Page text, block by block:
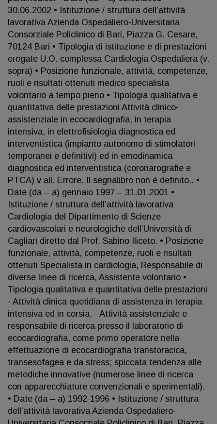
30.06.2002 • Istituzione / struttura dell’attività
lavorativa Azienda Ospedaliero-Universitaria
Consorziale Policlinico di Bari, Piazza G. Cesare,
70124 Bari • Tipologia di istituzione e di prestazioni
erogate U.O. complessa Cardiologia Ospedaliera (v.
sopra) • Posizione funzionale, attività, competenze,
ruoli e risultati ottenuti medico specialista
volontario a tempo pieno • Tipologia qualitativa e
quantitativa delle prestazioni Attività clinico-
assistenziale in ecocardiografia, in terapia
intensiva, in elettrofisiologia diagnostica ed
interventistica (impianto autonomo di stimolatori
temporanei e definitivi) ed in emodinamica
diagnostica ed interventistica (coronarografie e
PTCA) v all. Errore. Il segnalibro non è definito.. •
Date (da – a) gennaio 1997 – 31.01.2001 •
Istituzione / struttura dell’attività lavorativa
Cardiologia del Dipartimento di Scienze
cardiovascolari e neurologiche dell’Università di
Cagliari diretto dal Prof. Sabino Iliceto. • Posizione
funzionale, attività, competenze, ruoli e risultati
ottenuti Specialista in cardiologia, Responsabile di
diverse linee di ricerca, Assistente volontario •
Tipologia qualitativa e quantitativa delle prestazioni
- Attività clinica quotidiana di assistenza in terapia
intensiva ed in corsia. - Attività assistenziale e
responsabile di ricerca presso il laboratorio di
ecocardiografia, come primo operatore nella
effettuazione di ecocardiografia transtoracica,
transesofagea e da stress; spiccata tendenza alle
metodiche innovative (numerose linee di ricerca
con apparecchiature convenzionali e sperimentali).
• Date (da – a) 1992-1996 • Istituzione / struttura
dell’attività lavorativa Azienda Ospedaliero-